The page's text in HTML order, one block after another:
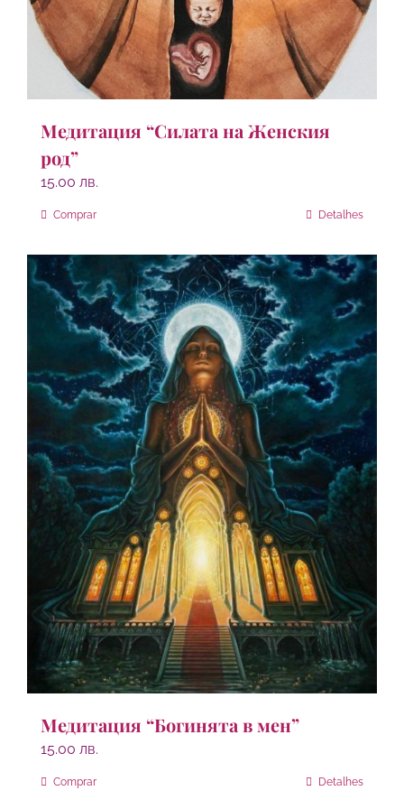
Медитация “Силата на Женския
род”
15.00 лв.
Comprar Detalhes
Медитация “Богинята в мен”
15.00 лв.
Comprar Detalhes